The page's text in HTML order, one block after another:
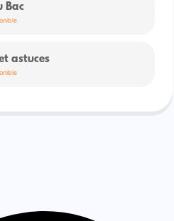
Bac
astuces